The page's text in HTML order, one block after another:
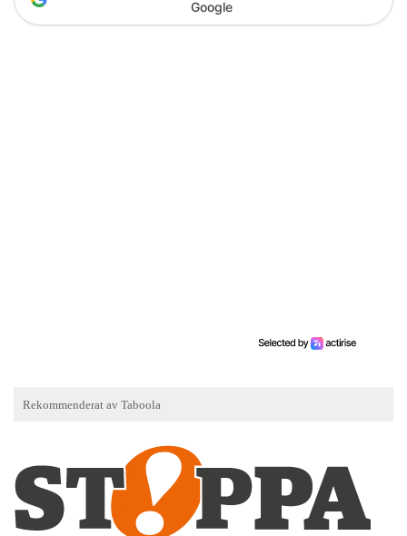
Google